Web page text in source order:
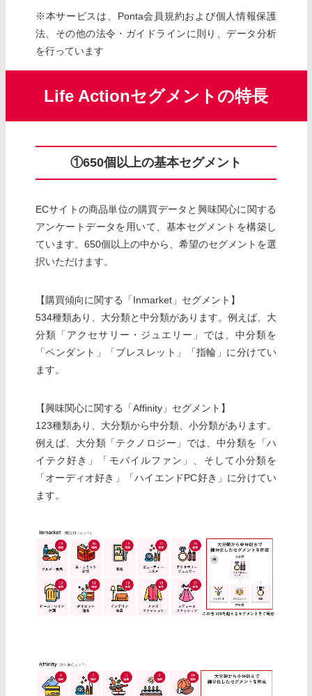
※本サービスは、Ponta会員規約および個人情報保護
法、その他の法令・ガイドラインに則り、データ分析
を行っています
Life Actionセグメントの特長
①650個以上の基本セグメント
ECサイトの商品単位の購買データと興味関心に関する
アンケートデータを用いて、基本セグメントを構築し
ています。650個以上の中から、希望のセグメントを選
択いただけます。
【購買傾向に関する「Inmarket」セグメント】
534種類あり、大分類と中分類があります。例えば、大
分類「アクセサリー・ジュエリー」では、中分類を
「ペンダント」「ブレスレット」「指輪」に分けてい
ます。
【興味関心に関する「Affinity」セグメント】
123種類あり、大分類から中分類、小分類があります。
例えば、大分類「テクノロジー」では、中分類を「ハ
イテク好き」「モバイルファン」、そして小分類を
「オーディオ好き」「ハイエンドPC好き」に分けてい
ます。